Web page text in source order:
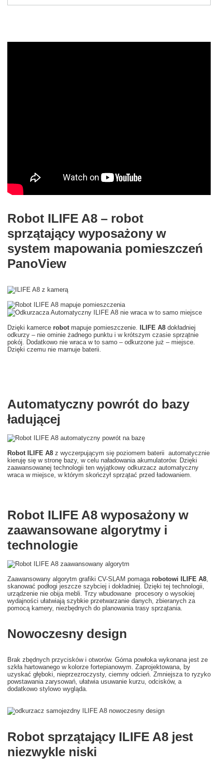
Robot ILIFE A8 – robot
sprzątający wyposażony w
system mapowania pomieszczeń
PanoView
Dzięki kamerce robot mapuje pomieszczenie. ILIFE A8 dokładniej
odkurzy – nie ominie żadnego punktu i w krótszym czasie sprzątnie
pokój. Dodatkowo nie wraca w to samo – odkurzone już – miejsce.
Dzięki czemu nie marnuje baterii.
Automatyczny powrót do bazy
ładującej
Robot ILIFE A8 z wyczerpującym się poziomem baterii automatycznie
kieruję się w stronę bazy, w celu naładowania akumulatorów. Dzięki
zaawansowanej technologii ten wyjątkowy odkurzacz automatyczny
wraca w miejsce, w którym skończył sprzątać przed ładowaniem.
Robot ILIFE A8 wyposażony w
zaawansowane algorytmy i
technologie
Zaawansowany algorytm grafiki CV-SLAM pomaga robotowi ILIFE A8,
skanować podłogi jeszcze szybciej i dokładniej. Dzięki tej technologii,
urządzenie nie obija mebli. Trzy wbudowane procesory o wysokiej
wydajności ułatwiają szybkie przetwarzanie danych, zbieranych za
pomocą kamery, niezbędnych do planowania trasy sprzątania.
Nowoczesny design
Brak zbędnych przycisków i otworów. Górna powłoka wykonana jest ze
szkła hartowanego w kolorze fortepianowym. Zaprojektowana, by
uzyskać głęboki, nieprzezroczysty, ciemny odcień. Zmniejsza to ryzyko
powstawania zarysowań, ułatwia usuwanie kurzu, odcisków, a
dodatkowo stylowo wygląda.
Robot sprzątający ILIFE A8 jest
niezwykle niski